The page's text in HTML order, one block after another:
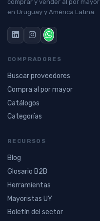
comprar y vender al por mayor
en Uruguay y América Latina.
COMPRADORES
Buscar proveedores
Compra al por mayor
Catálogos
Categorías
RECURSOS
Blog
Glosario B2B
Herramientas
Mayoristas UY
Boletín del sector